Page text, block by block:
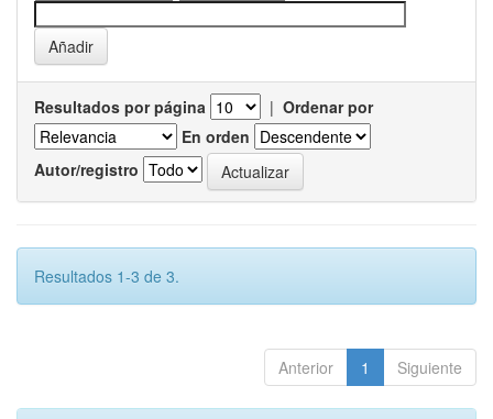
Resultados por página | Ordenar por
En orden
Autor/registro
Resultados 1-3 de 3.
Anterior 1 Siguiente